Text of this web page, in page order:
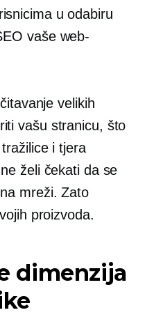
u odabiru
vaše web-
velikih
vašu stranicu, što
i tjera
želi čekati da se
mreži. Zato
proizvoda.
dimenzija